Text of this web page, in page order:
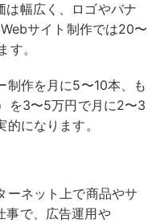
は幅広く、ロゴやバナ
サイト制作では20〜
。
制作を月に5〜10本、も
を3〜5万円で月に2〜3
になります。
ーネット上で商品やサ
事で、広告運用や